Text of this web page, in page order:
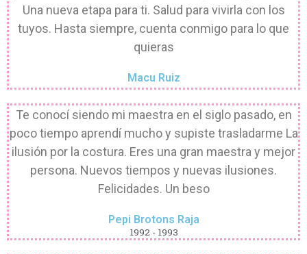
Una nueva etapa para ti. Salud para vivirla con los
tuyos. Hasta siempre, cuenta conmigo para lo que
quieras
Macu Ruiz
Te conocí siendo mi maestra en el siglo pasado, en
poco tiempo aprendí mucho y supiste trasladarme La
ilusión por la costura. Eres una gran maestra y mejor
persona. Nuevos tiempos y nuevas ilusiones.
Felicidades. Un beso
Pepi Brotons Raja
1992 - 1993